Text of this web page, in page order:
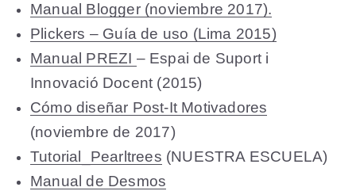
Manual Blogger (noviembre 2017).
Plickers – Guía de uso (Lima 2015)
Manual PREZI – Espai de Suport i
Innovació Docent (2015)
Cómo diseñar Post-It Motivadores
(noviembre de 2017)
Tutorial_Pearltrees (NUESTRA ESCUELA)
Manual de Desmos